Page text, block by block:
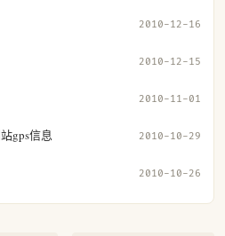
2010-12-16
2010-12-15
2010-11-01
gps信息 2010-10-29
2010-10-26